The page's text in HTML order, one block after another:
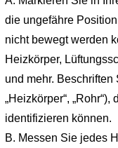
die ungefähre
nicht bewegt werden
Heizkörper,
und mehr.
„Heizkörper“,
identifizieren können.
B. Messen Sie jedes